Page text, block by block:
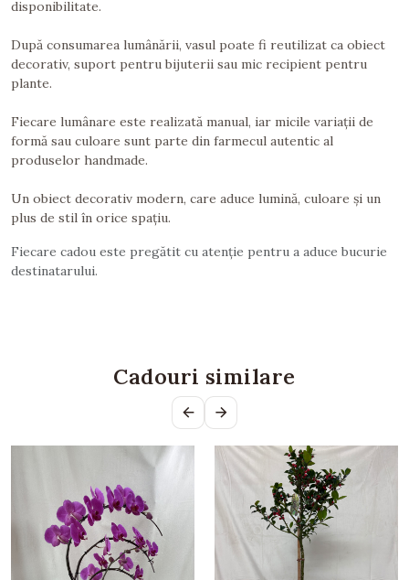
disponibilitate.
După consumarea lumânării, vasul poate fi reutilizat ca obiect
decorativ, suport pentru bijuterii sau mic recipient pentru
plante.
Fiecare lumânare este realizată manual, iar micile variații de
formă sau culoare sunt parte din farmecul autentic al
produselor handmade.
Un obiect decorativ modern, care aduce lumină, culoare și un
plus de stil în orice spațiu.
Fiecare cadou este pregătit cu atenție pentru a aduce bucurie
destinatarului.
Cadouri similare